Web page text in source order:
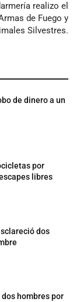
realizo el
de Fuego y
Silvestres.
de dinero a un
por
libres
dos
hombres por